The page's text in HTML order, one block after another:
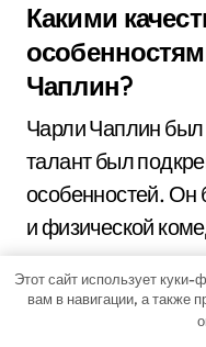
Какими
Чаплин?
Чарли Чаплин
талант был
особенностей.
и физической
движения и
острым чувством
Этот сайт использует
вам в навигации, а также